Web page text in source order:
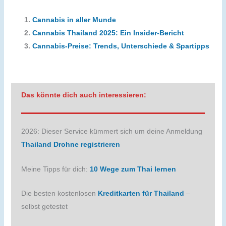
Cannabis in aller Munde
Cannabis Thailand 2025: Ein Insider-Bericht
Cannabis-Preise: Trends, Unterschiede & Spartipps
Das könnte dich auch interessieren:
2026: Dieser Service kümmert sich um deine Anmeldung
Thailand Drohne registrieren
Meine Tipps für dich: 10 Wege zum Thai lernen
Die besten kostenlosen Kreditkarten für Thailand –
selbst getestet